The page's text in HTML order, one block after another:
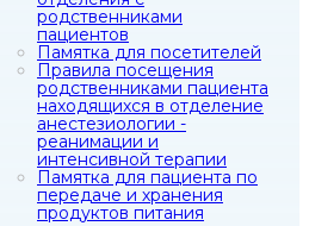
родственниками
пациентов
Памятка для посетителей
Правила посещения
родственниками пациента
находящихся в отделение
анестезиологии -
реанимации и
интенсивной терапии
Памятка для пациента по
передаче и хранения
продуктов питания